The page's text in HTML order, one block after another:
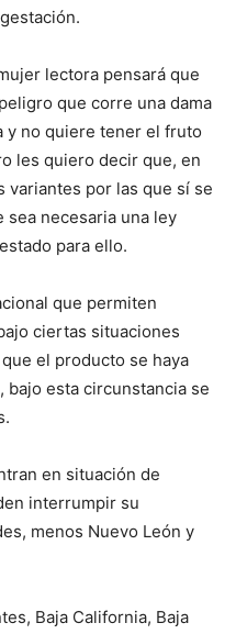
lectora pensará que
que corre una dama
y no quiere tener el fruto
les quiero decir que, en
variantes por las que sí se
necesaria una ley
para ello.
que permiten
ciertas situaciones
el producto se haya
esta circunstancia se
en situación de
interrumpir su
menos Nuevo León y
Baja California, Baja